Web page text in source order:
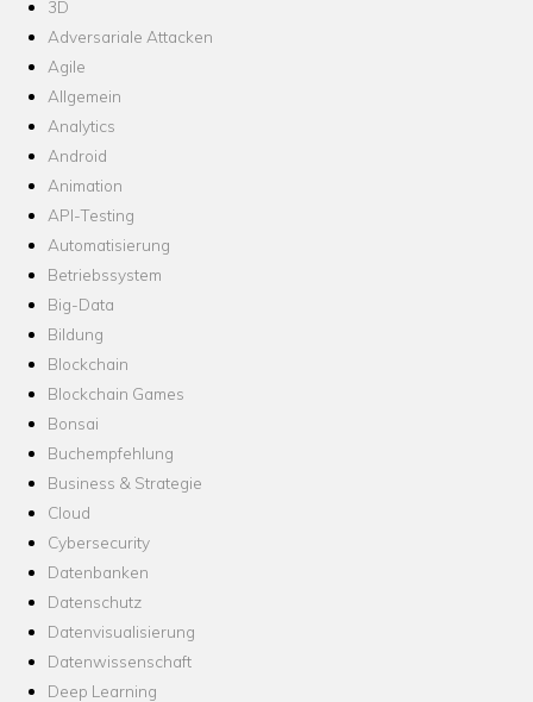
3D
Adversariale Attacken
Agile
Allgemein
Analytics
Android
Animation
API-Testing
Automatisierung
Betriebssystem
Big-Data
Bildung
Blockchain
Blockchain Games
Bonsai
Buchempfehlung
Business & Strategie
Cloud
Cybersecurity
Datenbanken
Datenschutz
Datenvisualisierung
Datenwissenschaft
Deep Learning